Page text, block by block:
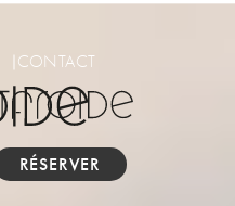
CONTACT
RÉSERVER